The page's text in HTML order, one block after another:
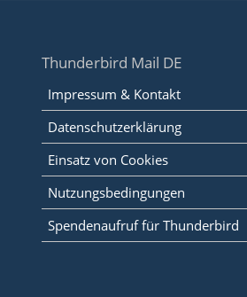
Thunderbird Mail DE
Impressum & Kontakt
Datenschutzerklärung
Einsatz von Cookies
Nutzungsbedingungen
Spendenaufruf für Thunderbird